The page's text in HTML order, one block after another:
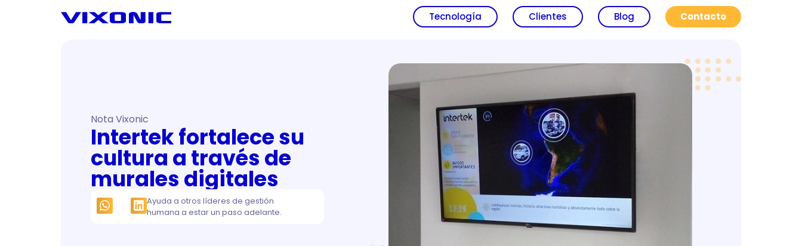
Tecnología Clientes Blog Contacto
Nota Vixonic
Intertek fortalece su
cultura a través de
murales digitales
Ayuda a otros líderes de gestión
humana a estar un paso adelante.